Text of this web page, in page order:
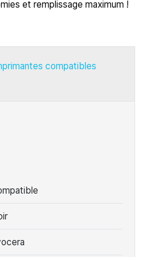
et remplissage maximum !
compatibles